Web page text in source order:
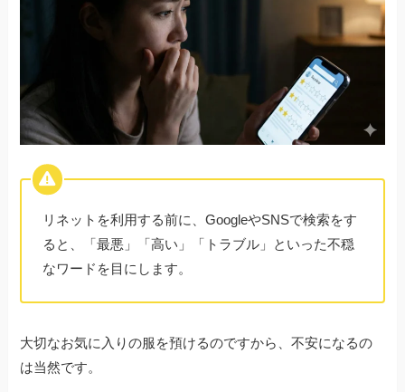
リネットを利用する前に、GoogleやSNSで検索をす
ると、「最悪」「高い」「トラブル」といった不穏
なワードを目にします。
大切なお気に入りの服を預けるのですから、不安になるの
は当然です。